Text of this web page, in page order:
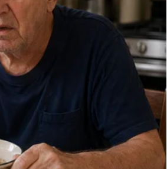
da više ne mora da se dokazuje, da
njemu donosi stabilnost – i baš tada
ponuda, prilika koja dolazi preko
dobija potpis i realizaciju, ili čak
„legne“ u trenutku kada mu je
jer kada vidi da može više,
– a ovaj period traži suprotno: da se